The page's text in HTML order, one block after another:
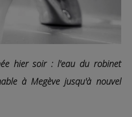
hier soir : l'eau du robinet
à Megève jusqu'à nouvel